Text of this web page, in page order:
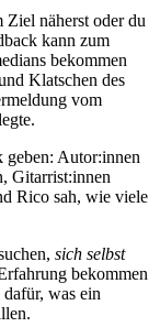
Ziel näherst oder du
kann zum
bekommen
Klatschen des
vom
geben: Autor:innen
Gitarrist:innen
Rico sah, wie viele
sich selbst
bekommen
was ein